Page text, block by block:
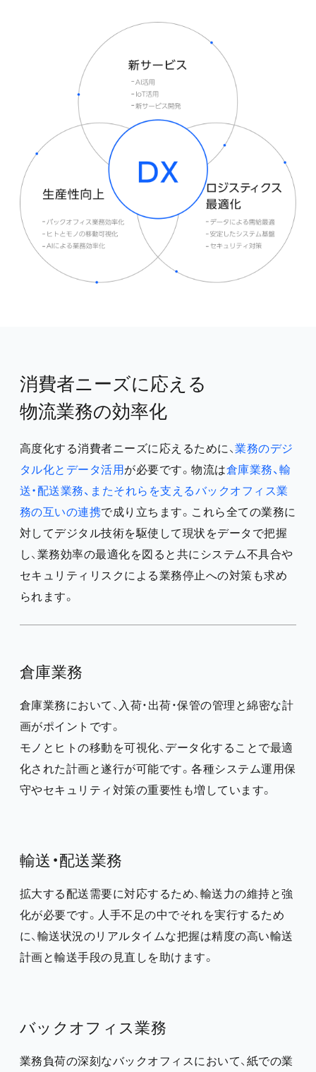
消費者ニーズに応える
物流業務の効率化
高度化する消費者ニーズに応えるために、業務のデジ
タル化とデータ活用 が必要です。物流は倉庫業務、輸
送・配送業務、またそれらを支えるバックオフィス業
務の互いの連携で成り立ちます。これら全ての業務に
対してデジタル技術を駆使して現状をデータで把握
し、業務効率の最適化を図ると共にシステム不具合や
セキュリティリスクによる業務停止への対策も求め
られます。
倉庫業務
倉庫業務において、入荷・出荷・保管の管理と綿密な計
画がポイントです。
モノとヒトの移動を可視化、データ化することで最適
化された計画と遂行が可能です。各種システム運用保
守やセキュリティ対策の重要性も増しています。
輸送・配送業務
拡大する配送需要に対応するため、輸送力の維持と強
化が必要です。人手不足の中でそれを実行するため
に、輸送状況のリアルタイムな把握は精度の高い輸送
計画と輸送手段の見直しを助けます。
バックオフィス業務
業務負荷の深刻なバックオフィスにおいて、紙での業